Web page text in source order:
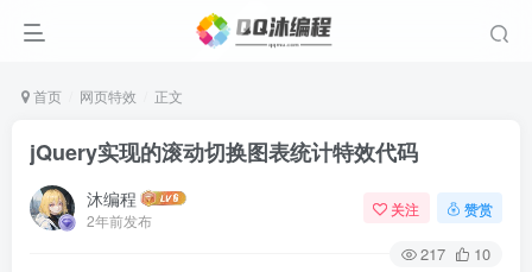
首页 网页特效 正文
jQuery实现的滚动切换图表统计特效代码
沐编程
2年前发布
关注 赞赏
217 10